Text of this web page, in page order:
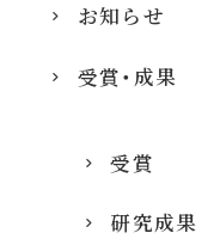
お知らせ
受賞・成果
受賞
研究成果